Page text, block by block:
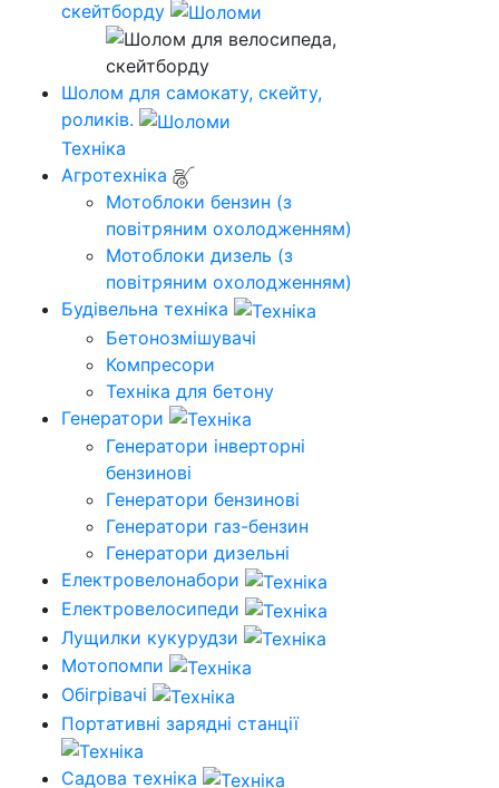
скейтборду
Шолом для самокату, скейту,
роликів.
Техніка
Агротехніка
Мотоблоки бензин (з
повітряним охолодженням)
Мотоблоки дизель (з
повітряним охолодженням)
Будівельна техніка
Бетонозмішувачі
Компресори
Техніка для бетону
Генератори
Генератори інверторні
бензинові
Генератори бензинові
Генератори газ-бензин
Генератори дизельні
Електровелонабори
Електровелосипеди
Лущилки кукурудзи
Мотопомпи
Обігрівачі
Портативні зарядні станції
Садова техніка